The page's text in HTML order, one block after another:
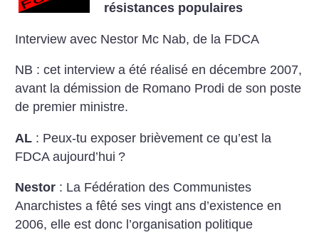
résistances populaires
Interview avec Nestor Mc Nab, de la FDCA
NB : cet interview a été réalisé en décembre 2007,
avant la démission de Romano Prodi de son poste
de premier ministre.
AL : Peux-tu exposer brièvement ce qu’est la
FDCA aujourd’hui ?
Nestor : La Fédération des Communistes
Anarchistes a fêté ses vingt ans d’existence en
2006, elle est donc l’organisation politique